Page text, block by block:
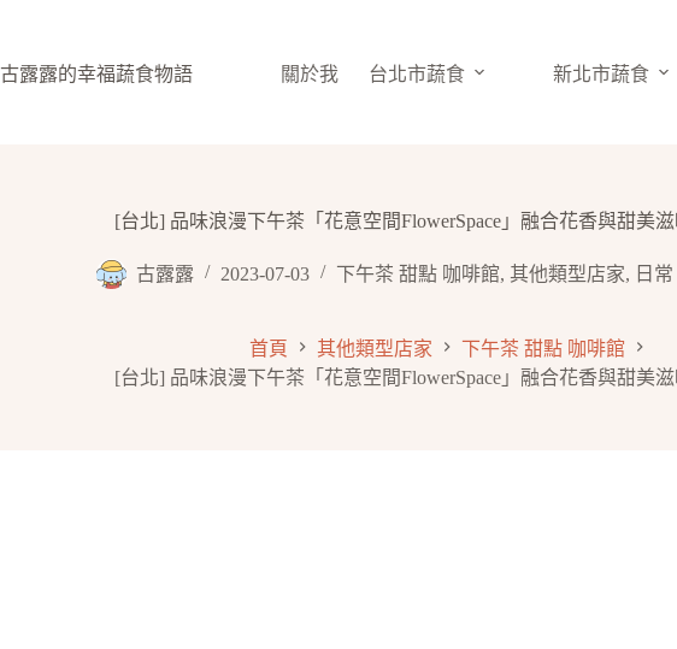
主
古露露的幸福蔬食物語 關於我 台北市蔬食 新北市蔬食
[台北] 品味浪漫下午茶「花意空間FlowerSpace」融合花香與甜美
古露露 2023-07-03 下午茶 甜點 咖啡館, 其他類型店家, 日
首頁 其他類型店家
下午茶 甜點 咖啡館
[台北] 品味浪漫下午茶「花意空間FlowerSpace」融合花香與甜美